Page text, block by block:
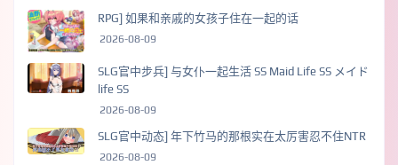
RPG] 如果和亲戚的女孩子住在一起的话
2026-08-09
SLG官中步兵] 与女仆一起生活 SS Maid Life SS メイド
life SS
2026-08-09
SLG官中动态] 年下竹马的那根实在太厉害忍不住NTR
2026-08-09